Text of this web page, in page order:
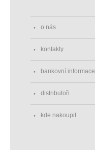
o nás
kontakty
bankovní informace
distributoři
kde nakoupit